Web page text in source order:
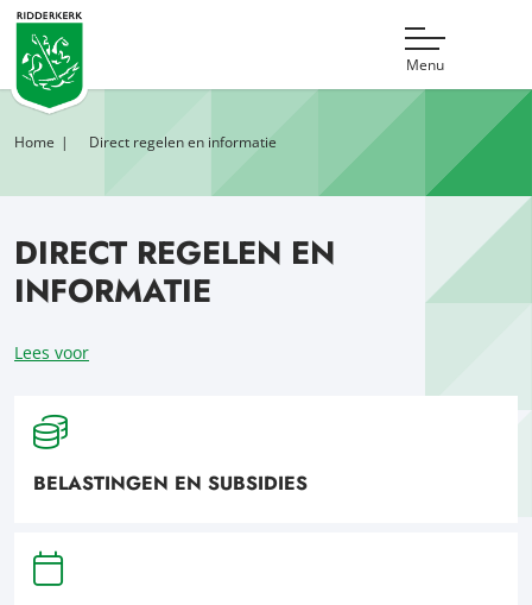
Menu
Home Direct regelen en informatie
DIRECT REGELEN EN
INFORMATIE
Lees voor
BELASTINGEN EN SUBSIDIES